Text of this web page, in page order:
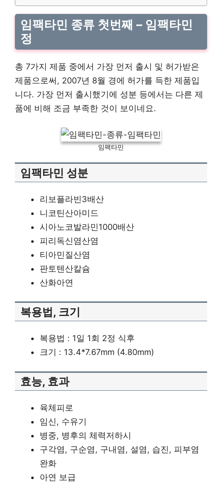
임팩타민 종류 첫번째 – 임팩타민
정
총 7가지 제품 중에서 가장 먼저 출시 및 허가받은
제품으로써, 2007년 8월 경에 허가를 득한 제품입
니다. 가장 먼저 출시했기에 성분 등에서는 다른 제
품에 비해 조금 부족한 것이 보이네요.
임팩타민
임팩타민 성분
리보플라빈3배산
니코틴산아미드
시아노코발라민1000배산
피리독신염산염
티아민질산염
판토텐산칼슘
산화아연
복용법, 크기
복용법 : 1일 1회 2정 식후
크기 : 13.4*7.67mm (4.80mm)
효능, 효과
육체피로
임신, 수유기
병중, 병후의 체력저하시
구각염, 구순염, 구내염, 설염, 습진, 피부염
완화
아연 보급